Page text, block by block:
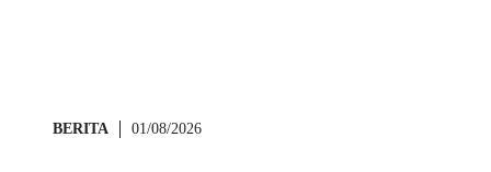
BERITA 01/08/2026